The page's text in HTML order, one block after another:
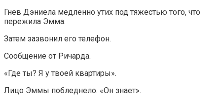
Гнев Дэниела медленно утих под тяжестью того, что
пережила Эмма.
Затем зазвонил его телефон.
Сообщение от Ричарда.
«Где ты? Я у твоей квартиры».
Лицо Эммы побледнело. «Он знает».